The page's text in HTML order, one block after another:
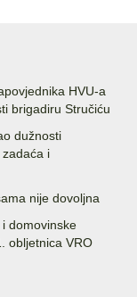
HVU-a
brigadiru Stručiću
dužnosti
i
nije dovoljna
domovinske
obljetnica VRO